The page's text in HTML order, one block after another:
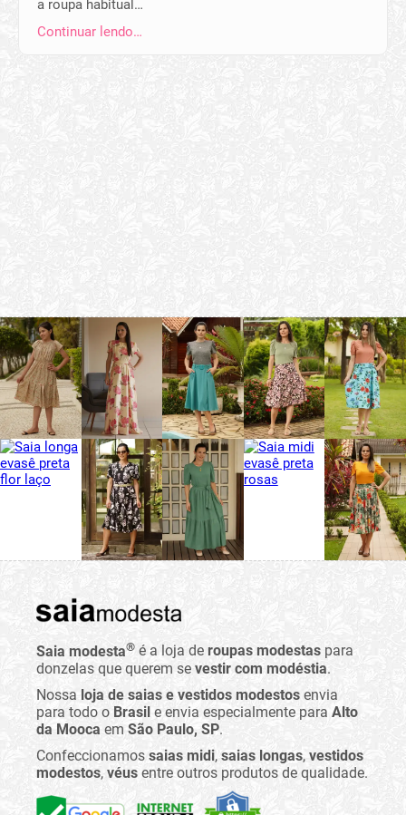
a roupa habitual…
Continuar lendo…
Saia modesta® é a loja de roupas modestas para
donzelas que querem se vestir com modéstia.
Nossa loja de saias e vestidos modestos envia
para todo o Brasil e envia especialmente para Alto
da Mooca em São Paulo, SP.
Confeccionamos saias midi, saias longas, vestidos
modestos, véus entre outros produtos de qualidade.